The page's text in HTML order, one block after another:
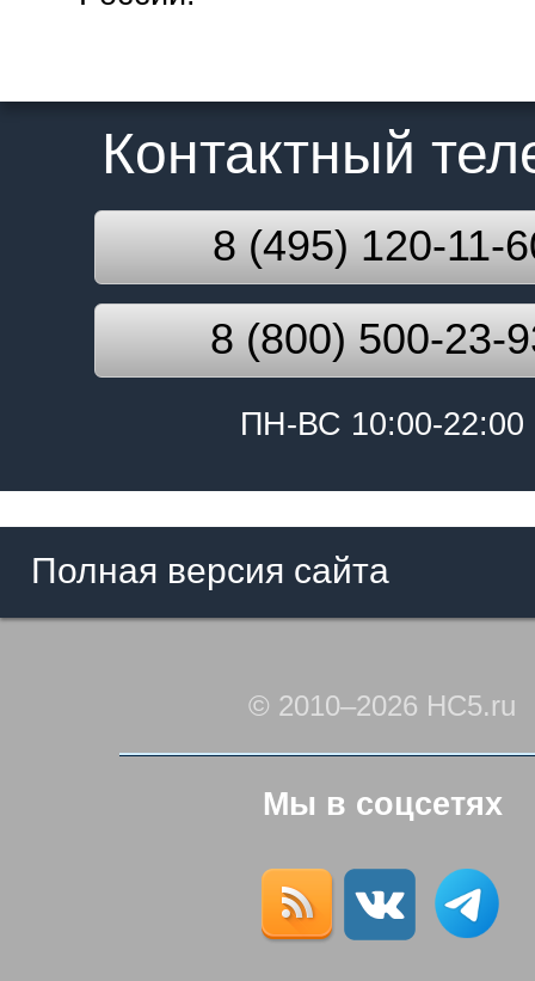
Контактный
8 (495) 120-11-
8 (800) 500-23-
ПН-ВС 10:00-22:00
Полная версия сайта
© 2010–2026 HC5.ru
Мы в соцсетях